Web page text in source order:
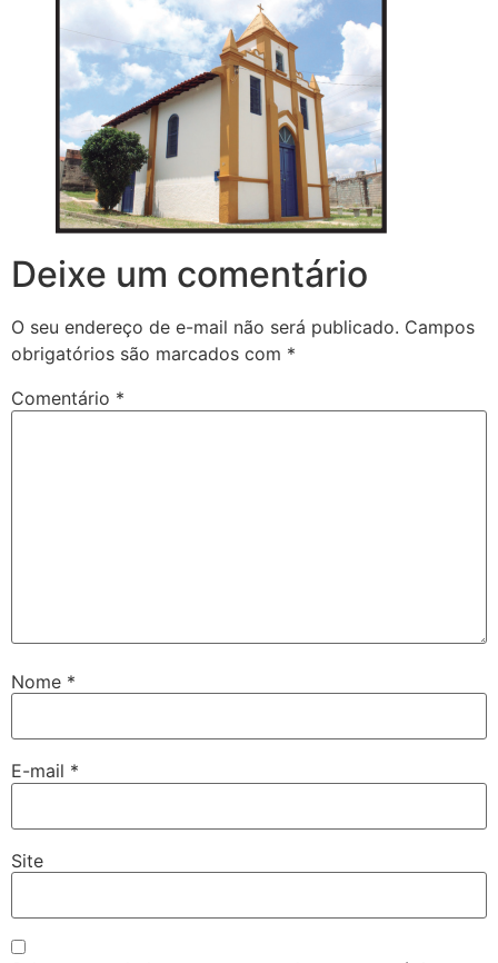
Deixe um comentário
O seu endereço de e-mail não será publicado. Campos
obrigatórios são marcados com *
Comentário *
Nome *
E-mail *
Site